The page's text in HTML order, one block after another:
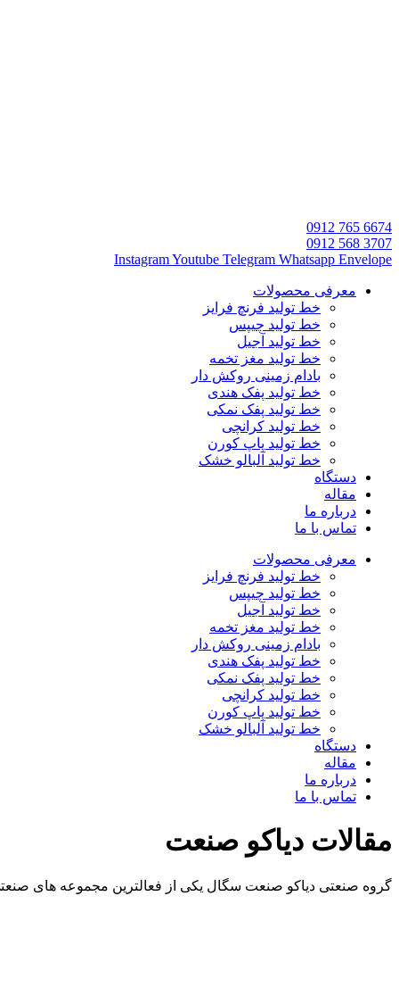
6674 765 0912
3707 568 0912
InstagramYoutube Telegram Whatsapp Envelope
معرفی محصولات
خط تولید فرنچ فرایز
خط تولید چیپس
خط تولید آجیل
خط تولید مغز تخمه
بادام زمینی روکش دار
خط تولید پفک هندی
خط تولید پفک نمکی
خط تولید کرانچی
خط تولید پاپ کورن
خط تولید آلبالو خشک
دستگاه
مقاله
درباره ما
تماس با ما
معرفی محصولات
خط تولید فرنچ فرایز
خط تولید چیپس
خط تولید آجیل
خط تولید مغز تخمه
بادام زمینی روکش دار
خط تولید پفک هندی
خط تولید پفک نمکی
خط تولید کرانچی
خط تولید پاپ کورن
خط تولید آلبالو خشک
دستگاه
مقاله
درباره ما
تماس با ما
مقالات دیاکو صنعت
گروه صنعتی دیاکو صنعت سگال یکی از فعالترین مجموعه های